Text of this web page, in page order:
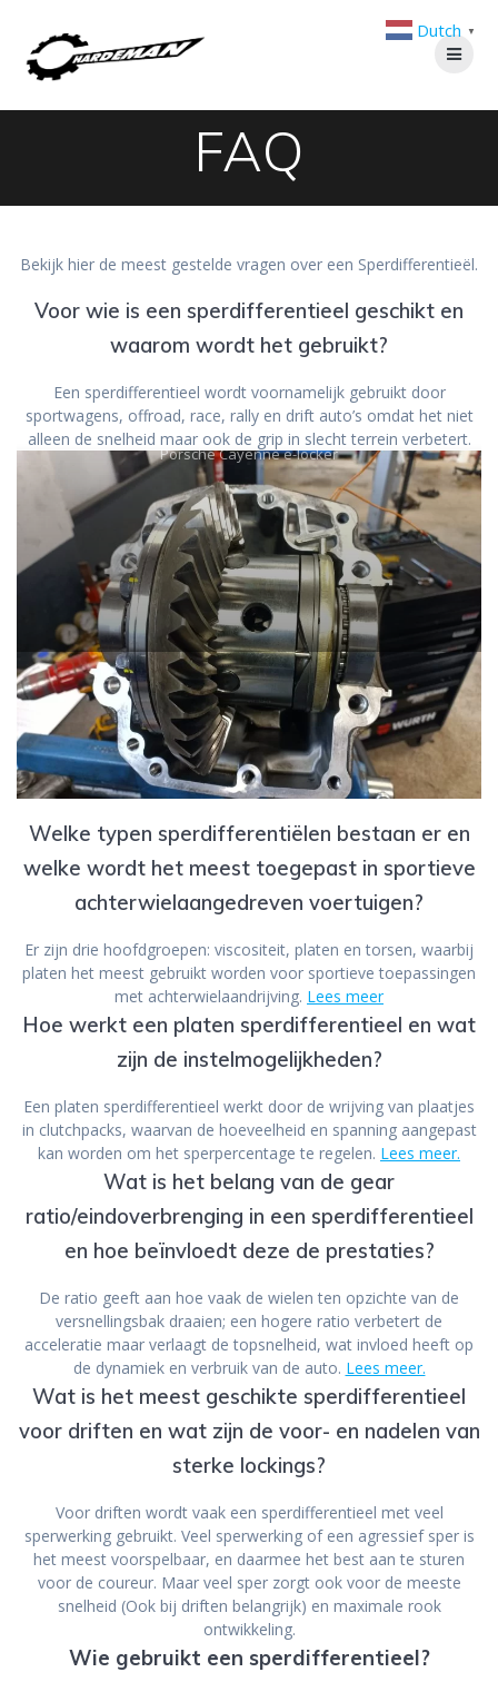
FAQ
Bekijk hier de meest gestelde vragen over een Sperdifferentieël.
Voor wie is een sperdifferentieel geschikt en
waarom wordt het gebruikt?
Een sperdifferentieel wordt voornamelijk gebruikt door
sportwagens, offroad, race, rally en drift auto’s omdat het niet
alleen de snelheid maar ook de grip in slecht terrein verbetert.
Porsche Cayenne e-locker
Welke typen sperdifferentiëlen bestaan er en
welke wordt het meest toegepast in sportieve
achterwielaangedreven voertuigen?
Er zijn drie hoofdgroepen: viscositeit, platen en torsen, waarbij
platen het meest gebruikt worden voor sportieve toepassingen
met achterwielaandrijving. Lees meer
Hoe werkt een platen sperdifferentieel en wat
zijn de instelmogelijkheden?
Een platen sperdifferentieel werkt door de wrijving van plaatjes
in clutchpacks, waarvan de hoeveelheid en spanning aangepast
kan worden om het sperpercentage te regelen. Lees meer.
Wat is het belang van de gear
ratio/eindoverbrenging in een sperdifferentieel
en hoe beïnvloedt deze de prestaties?
De ratio geeft aan hoe vaak de wielen ten opzichte van de
versnellingsbak draaien; een hogere ratio verbetert de
acceleratie maar verlaagt de topsnelheid, wat invloed heeft op
de dynamiek en verbruik van de auto. Lees meer.
Wat is het meest geschikte sperdifferentieel
voor driften en wat zijn de voor- en nadelen van
sterke lockings?
Voor driften wordt vaak een sperdifferentieel met veel
sperwerking gebruikt. Veel sperwerking of een agressief sper is
het meest voorspelbaar, en daarmee het best aan te sturen
voor de coureur. Maar veel sper zorgt ook voor de meeste
snelheid (Ook bij driften belangrijk) en maximale rook
ontwikkeling.
Wie gebruikt een sperdifferentieel?
Dutch ▼